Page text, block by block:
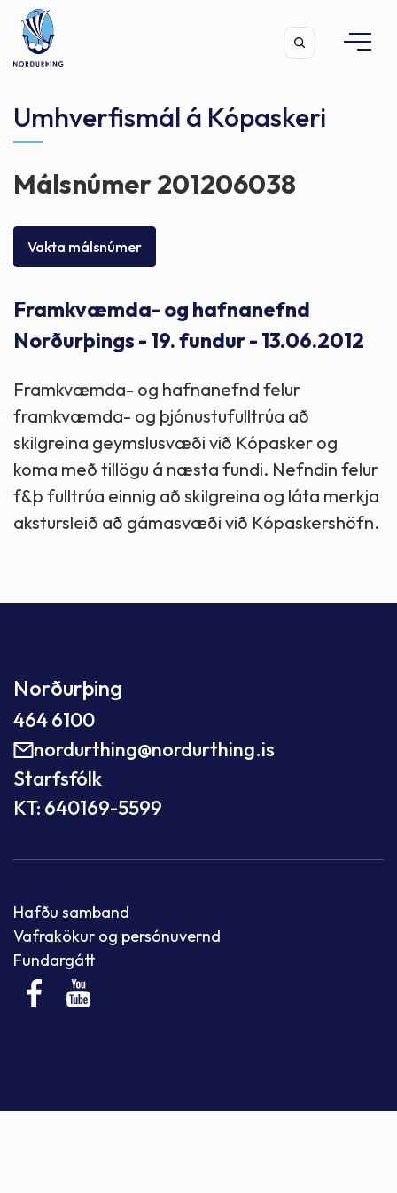
Leita
Umhverfismál á Kópaskeri
Málsnúmer 201206038
Vakta málsnúmer
Framkvæmda- og hafnanefnd
Norðurþings - 19. fundur - 13.06.2012
Framkvæmda- og hafnanefnd felur
framkvæmda- og þjónustufulltrúa að
skilgreina geymslusvæði við Kópasker og
koma með tillögu á næsta fundi. Nefndin felur
f&þ fulltrúa einnig að skilgreina og láta merkja
akstursleið að gámasvæði við Kópaskershöfn.
Norðurþing
464 6100
nordurthing@nordurthing.is
Starfsfólk
KT: 640169-5599
Hafðu samband
Vafrakökur og persónuvernd
Fundargátt